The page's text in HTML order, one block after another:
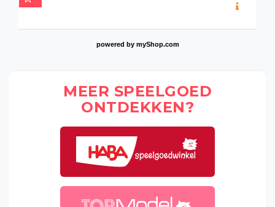
powered by myShop.com
MEER SPEELGOED
ONTDEKKEN?